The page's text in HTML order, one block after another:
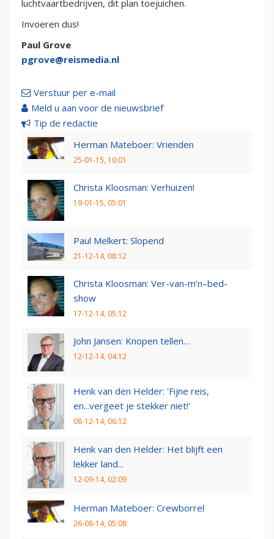
luchtvaartbedrijven, dit plan toejuichen.
Invoeren dus!
Paul Grove
pgrove@reismedia.nl
Verstuur per e-mail
Meld u aan voor de nieuwsbrief
Tip de redactie
Herman Mateboer: Vrienden
25-01-15, 10:01
Christa Kloosman: Verhuizen!
19-01-15, 05:01
Paul Melkert: Slopend
21-12-14, 08:12
Christa Kloosman: Ver-van-m’n–bed-
show
17-12-14, 05:12
John Jansen: Knopen tellen…
12-12-14, 04:12
Henk van den Helder: 'Fijne reis,
en...vergeet je stekker niet!'
08-12-14, 06:12
Henk van den Helder: Het blijft een
lekker land...
12-09-14, 02:09
Herman Mateboer: Crewborrel
26-08-14, 05:08